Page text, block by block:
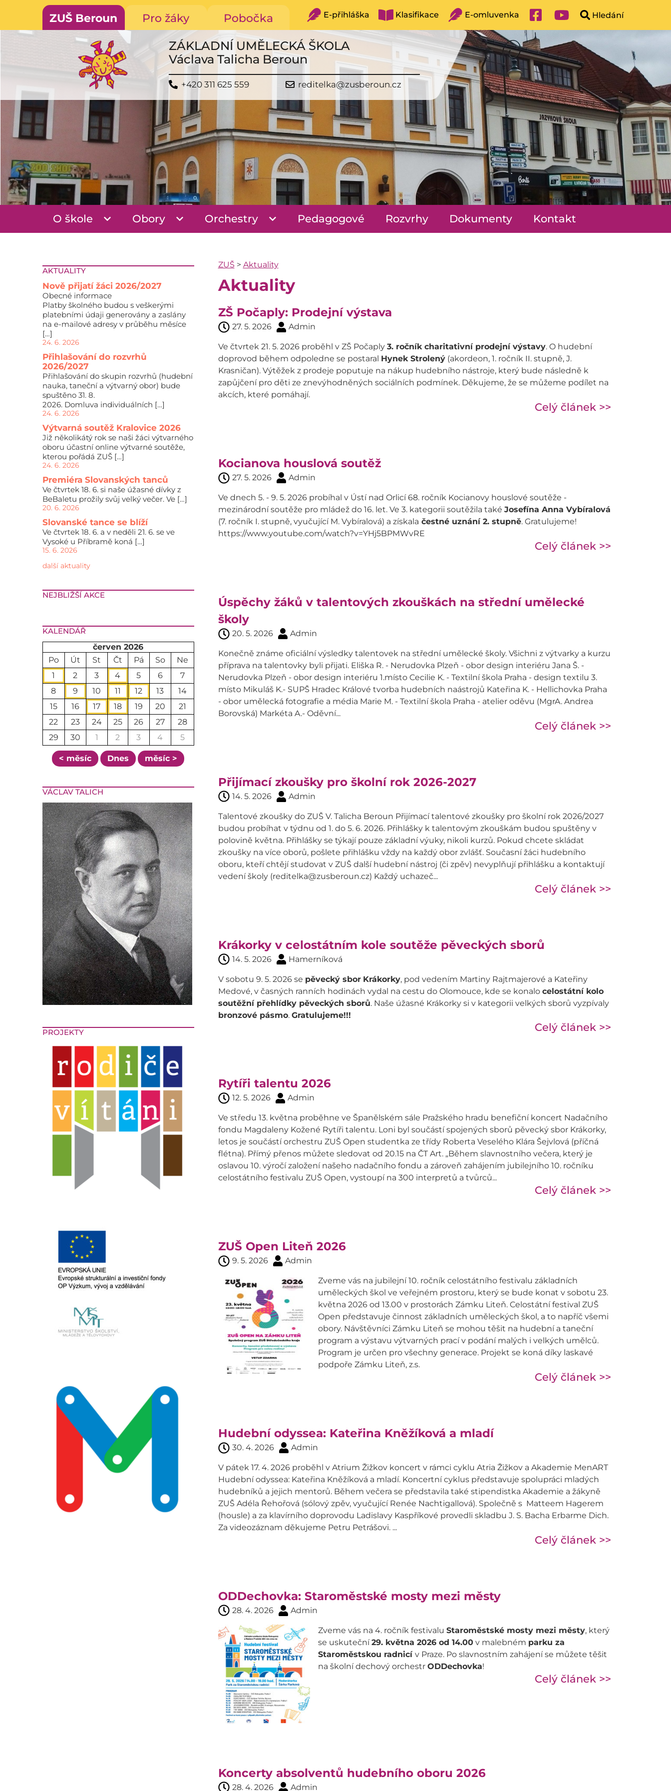
ZUŠ Beroun Pro žáky Pobočka E-přihláška Klasifikace E-omluvenka
ZÁKLADNÍ UMĚLECKÁ ŠKOLA
Václava Talicha Beroun
+420 311 625 559 reditelka@zusberoun.cz
O škole Obory Orchestry Pedagogové Rozvrhy Dokumenty Kontakt
AKTUALITY
Nově přijatí žáci 2026/2027
Obecné informace
Platby školného budou s veškerými
platebními údaji generovány a zaslány
na e-mailové adresy v průběhu měsíce
[…]
24. 6. 2026
Přihlašování do rozvrhů
2026/2027
Přihlašování do skupin rozvrhů (hudební
nauka, taneční a výtvarný obor) bude
spuštěno 31. 8.
2026. Domluva individuálních […]
24. 6. 2026
Výtvarná soutěž Kralovice 2026
Již několikátý rok se naši žáci výtvarného
oboru účastní online výtvarné soutěže,
kterou pořádá ZUŠ […]
24. 6. 2026
Premiéra Slovanských tanců
Ve čtvrtek 18. 6. si naše úžasné dívky z
BeBaletu prožily svůj velký večer. Ve […]
20. 6. 2026
Slovanské tance se blíží
Ve čtvrtek 18. 6. a v neděli 21. 6. se ve
Vysoké u Příbramě koná […]
15. 6. 2026
další aktuality
NEJBLIŽŠÍ AKCE
KALENDÁŘ
červen 2026
Po
Út St Čt Pá So
Ne
1
2 3 4 5 6
7
8
9 10 11 12 13
14
15
16 17 18 19 20
21
22
23 24 25 26 27
28
29
30 1 2 3 4 5
< měsíc Dnes měsíc >
VÁCLAV TALICH
PROJEKTY
ZUŠ > Aktuality
Aktuality
ZŠ Počaply: Prodejní výstava
27. 5. 2026 Admin
Ve čtvrtek 21. 5. 2026 proběhl v ZŠ Počaply 3. ročník charitativní prodejní výstavy. O hudební
doprovod během odpoledne se postaral Hynek Strolený(akordeon, 1. ročník II. stupně, J.
Krasničan). Výtěžek z prodeje poputuje na nákup hudebního nástroje, který bude následně k
zapůjčení pro děti ze znevýhodněných sociálních podmínek. Děkujeme, že se můžeme podílet na
akcích, které pomáhají.
Celý článek >>
Kocianova houslová soutěž
27. 5. 2026 Admin
Ve dnech 5. - 9. 5. 2026 probíhal v Ústí nad Orlicí 68. ročník Kocianovy houslové soutěže -
mezinárodní soutěže pro mládež do 16. let. Ve 3. kategorii soutěžila také Josefína Anna Vybíralová
(7. ročník I. stupně, vyučující M. Vybíralová) a získala čestné uznání 2. stupně. Gratulujeme!
https://www.youtube.com/watch?v=YHj5BPMWvRE
Celý článek >>
Úspěchy žáků v talentových zkouškách na střední umělecké
školy
20. 5. 2026 Admin
Konečně známe oficiální výsledky talentovek na střední umělecké školy. Všichni z výtvarky a kurzu
příprava na talentovky byli přijati. Eliška R. - Nerudovka Plzeň - obor design interiéru Jana Š. -
Nerudovka Plzeň - obor design interiéru 1.místo Cecilie K. - Textilní škola Praha - design textilu 3.
místo Mikuláš K.- SUPŠ Hradec Králové tvorba hudebních naástrojů Kateřina K. - Hellichovka Praha
- obor umělecká fotografie a média Marie M. - Textilní škola Praha - atelier oděvu (MgrA. Andrea
Borovská) Markéta A.- Oděvní...
Celý článek >>
Přijímací zkoušky pro školní rok 2026-2027
14. 5. 2026 Admin
Talentové zkoušky do ZUŠ V. Talicha Beroun Přijímací talentové zkoušky pro školní rok 2026/2027
budou probíhat v týdnu od 1. do 5. 6. 2026. Přihlášky k talentovým zkouškám budou spuštěny v
polovině května. Přihlášky se týkají pouze základní výuky, nikoli kurzů. Pokud chcete skládat
zkoušky na více oborů, pošlete přihlášku vždy na každý obor zvlášť. Současní žáci hudebního
oboru, kteří chtějí studovat v ZUŠ další hudební nástroj (či zpěv) nevyplňují přihlášku a kontaktují
vedení školy (reditelka@zusberoun.cz) Každý uchazeč...
Celý článek >>
Krákorky v celostátním kole soutěže pěveckých sborů
14. 5. 2026 Hamerníková
V sobotu 9. 5. 2026 se pěvecký sbor Krákorky, pod vedením Martiny Rajtmajerové a Kateřiny
Medové, v časných ranních hodinách vydal na cestu do Olomouce, kde se konalo celostátní kolo
soutěžní přehlídky pěveckých sborů. Naše úžasné Krákorky si v kategorii velkých sborů vyzpívaly
bronzové pásmo. Gratulujeme!!!
Celý článek >>
Rytíři talentu 2026
12. 5. 2026 Admin
Ve středu 13. května proběhne ve Španělském sále Pražského hradu benefiční koncert Nadačního
fondu Magdaleny Kožené Rytíři talentu. Loni byl součástí spojených sborů pěvecký sbor Krákorky,
letos je součástí orchestru ZUŠ Open studentka ze třídy Roberta Veselého Klára Šejvlová (příčná
flétna). Přímý přenos můžete sledovat od 20.15 na ČT Art. „Během slavnostního večera, který je
oslavou 10. výročí založení našeho nadačního fondu a zároveň zahájením jubilejního 10. ročníku
celostátního festivalu ZUŠ Open, vystoupí na 300 interpretů a tvůrců...
Celý článek >>
ZUŠ Open Liteň 2026
9. 5. 2026 Admin
Zveme vás na jubilejní 10. ročník celostátního festivalu základních
uměleckých škol ve veřejném prostoru, který se bude konat v sobotu 23.
května 2026 od 13.00 v prostorách Zámku Liteň. Celostátní festival ZUŠ
Open představuje činnost základních uměleckých škol, a to napříč všemi
obory. Návštěvníci Zámku Liteň se mohou těšit na hudební a taneční
program a výstavu výtvarných prací v podání malých i velkých umělců.
Program je určen pro všechny generace. Projekt se koná díky laskavé
podpoře Zámku Liteň, z.s.
Celý článek >>
Hudební odyssea: Kateřina Kněžíková a mladí
30. 4. 2026 Admin
V pátek 17. 4. 2026 proběhl v Atrium Žižkov koncert v rámci cyklu Atria Žižkov a Akademie MenART
Hudební odyssea: Kateřina Kněžíková a mladí. Koncertní cyklus představuje spolupráci mladých
hudebníků a jejich mentorů. Během večera se představila také stipendistka Akademie a žákyně
ZUŠ Adéla Řehořová (sólový zpěv, vyučující Renée Nachtigallová). Společně s Matteem Hagerem
(housle) a za klavírního doprovodu Ladislavy Kaspříkové provedli skladbu J. S. Bacha Erbarme Dich.
Za videozáznam děkujeme Petru Petrášovi. ...
Celý článek >>
ODDechovka: Staroměstské mosty mezi městy
28. 4. 2026 Admin
Zveme vás na 4. ročník festivalu Staroměstské mosty mezi městy, který
se uskuteční29. května 2026 od 14.00v malebném parku za
Staroměstskou radnicí v Praze. Po slavnostním zahájení se můžete těšit
na školní dechový orchestr ODDechovka!
Celý článek >>
Koncerty absolventů hudebního oboru 2026
28. 4. 2026 Admin